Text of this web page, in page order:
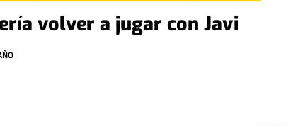
volver a jugar con Javi